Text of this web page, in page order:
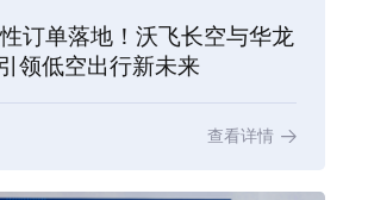
订单落地！沃飞长空与华龙
领低空出行新未来
查看详情